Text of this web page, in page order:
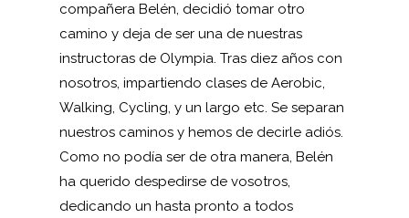
compañera Belén, decidió tomar otro
camino y deja de ser una de nuestras
instructoras de Olympia. Tras diez años con
nosotros, impartiendo clases de Aerobic,
Walking, Cycling, y un largo etc. Se separan
nuestros caminos y hemos de decirle adiós.
Como no podía ser de otra manera, Belén
ha querido despedirse de vosotros,
dedicando un hasta pronto a todos